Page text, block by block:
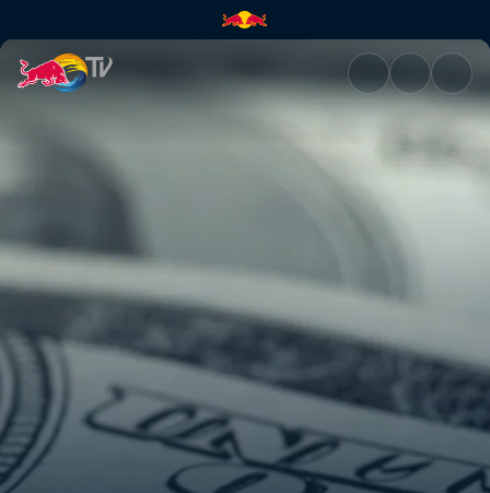
Îmbogățește-te rapid | Red